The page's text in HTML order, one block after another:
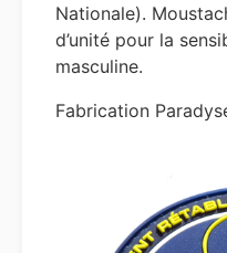
Nationale).
d’unité pour la
masculine.
Fabrication